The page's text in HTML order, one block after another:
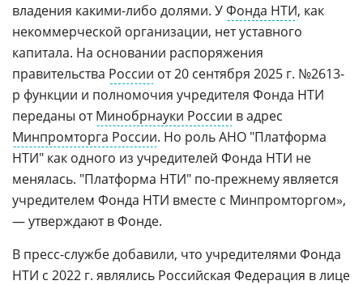
владения какими-либо долями. УФонда НТИ, как
некоммерческой организации, нет уставного
капитала. На основании распоряжения
правительства России от 20 сентября 2025 г. №2613-
р функции и полномочия учредителя Фонда НТИ
переданы отМинобрнауки России в адрес
Минпромторга России. Но роль АНО "Платформа
НТИ" как одного из учредителей Фонда НТИ не
менялась. "Платформа НТИ" по-прежнему является
учредителем Фонда НТИ вместе с Минпромторгом»,
— утверждают в Фонде.
В пресс-службе добавили, что учредителями Фонда
НТИ с 2022 г. являлись Российская Федерация в лице